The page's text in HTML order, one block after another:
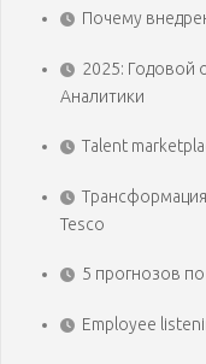
Почему
2025: Годовой
Аналитики
Talent
Tesco
5 прогнозов
Employee